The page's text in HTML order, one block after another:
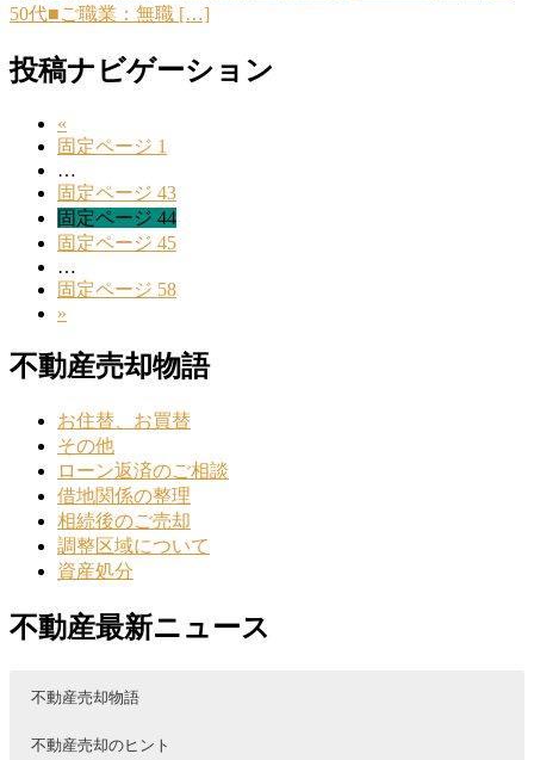
50代■ご職業：無職 […]
投稿ナビゲーション
«
固定ページ 1
…
固定ページ 43
固定ページ 44
固定ページ 45
…
固定ページ 58
»
不動産売却物語
お住替、お買替
その他
ローン返済のご相談
借地関係の整理
相続後のご売却
調整区域について
資産処分
不動産最新ニュース
不動産売却物語
不動産売却のヒント